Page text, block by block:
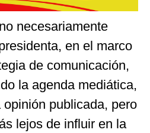
necesariamente
en el marco
de comunicación,
la agenda mediática,
publicada, pero
lejos de influir en la